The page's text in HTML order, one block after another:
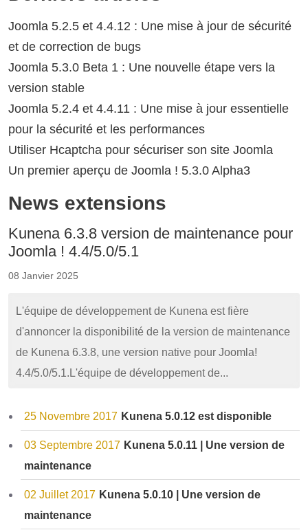
Joomla 5.2.5 et 4.4.12 : Une mise à jour de sécurité
et de correction de bugs
Joomla 5.3.0 Beta 1 : Une nouvelle étape vers la
version stable
Joomla 5.2.4 et 4.4.11 : Une mise à jour essentielle
pour la sécurité et les performances
Utiliser Hcaptcha pour sécuriser son site Joomla
Un premier aperçu de Joomla ! 5.3.0 Alpha3
News extensions
Kunena 6.3.8 version de maintenance pour
Joomla ! 4.4/5.0/5.1
08 Janvier 2025
L'équipe de développement de Kunena est fière
d'annoncer la disponibilité de la version de maintenance
de Kunena 6.3.8, une version native pour Joomla!
4.4/5.0/5.1.L'équipe de développement de...
25 Novembre 2017 Kunena 5.0.12 est disponible
03 Septembre 2017 Kunena 5.0.11 | Une version de
maintenance
02 Juillet 2017 Kunena 5.0.10 | Une version de
maintenance